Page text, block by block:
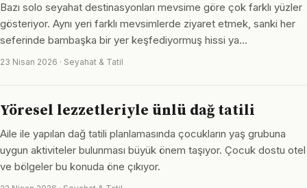
Bazı solo seyahat destinasyonları mevsime göre çok farklı yüzler
gösteriyor. Aynı yeri farklı mevsimlerde ziyaret etmek, sanki her
seferinde bambaşka bir yer keşfediyormuş hissi ya…
23 Nisan 2026 · Seyahat & Tatil
Yöresel lezzetleriyle ünlü dağ tatili
Aile ile yapılan dağ tatili planlamasında çocukların yaş grubuna
uygun aktiviteler bulunması büyük önem taşıyor. Çocuk dostu otel
ve bölgeler bu konuda öne çıkıyor.